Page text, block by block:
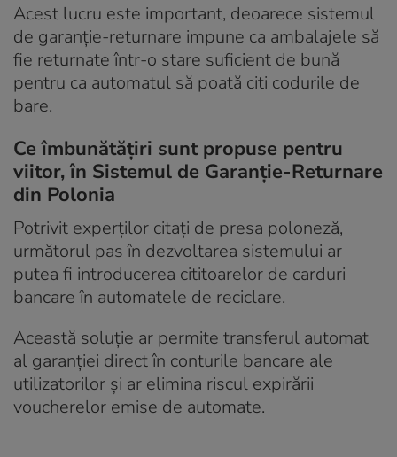
Acest lucru este important, deoarece sistemul
de garanție-returnare impune ca ambalajele să
fie returnate într-o stare suficient de bună
pentru ca automatul să poată citi codurile de
bare.
Ce îmbunătățiri sunt propuse pentru
viitor, în Sistemul de Garanție-Returnare
din Polonia
Potrivit experților citați de presa poloneză,
următorul pas în dezvoltarea sistemului ar
putea fi introducerea cititoarelor de carduri
bancare în automatele de reciclare.
Această soluție ar permite transferul automat
al garanției direct în conturile bancare ale
utilizatorilor și ar elimina riscul expirării
voucherelor emise de automate.